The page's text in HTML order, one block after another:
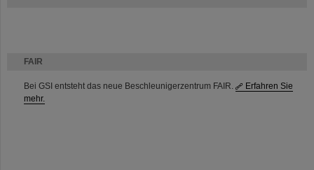
FAIR
Bei GSI entsteht das neue Beschleunigerzentrum FAIR.
Erfahren Sie
mehr.